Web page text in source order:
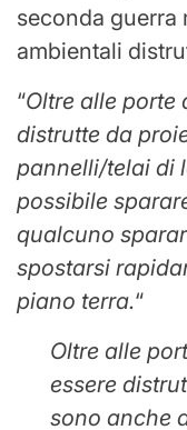
seconda guerra
ambientali
“Oltre alle porte
distrutte da
pannelli/telai di
possibile
qualcuno
spostarsi
piano terra.“
Oltre alle
essere
sono anche